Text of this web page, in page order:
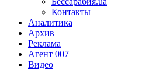
Контакты
Аналитика
Архив
Реклама
Агент 007
Видео